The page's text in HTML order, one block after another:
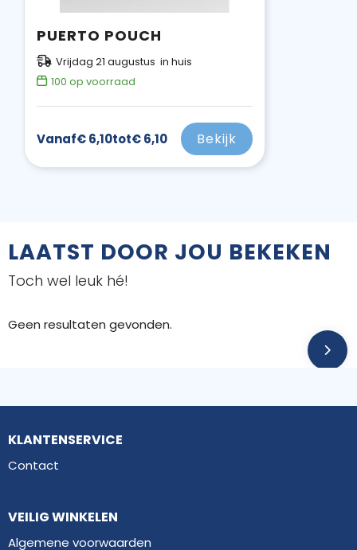
PUERTO POUCH
Vrijdag 21 augustus in huis
100 op voorraad
Vanaf€ 6,10tot€ 6,10 Bekijk
LAATST DOOR JOU BEKEKEN
Toch wel leuk hé!
Geen resultaten gevonden.
KLANTENSERVICE
Contact
VEILIG WINKELEN
Algemene voorwaarden